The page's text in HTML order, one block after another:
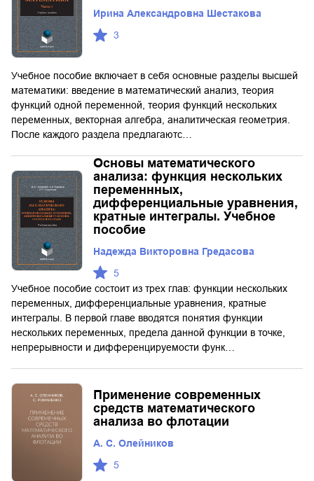
Ирина Александровна Шестакова
3
Учебное пособие включает в себя основные разделы высшей
математики: введение в математический анализ, теория
функций одной переменной, теория функций нескольких
переменных, векторная алгебра, аналитическая геометрия.
После каждого раздела предлагаютс…
Основы математического
анализа: функция нескольких
переменнных,
дифференциальные уравнения,
кратные интегралы. Учебное
пособие
Надежда Викторовна Гредасова
5
Учебное пособие состоит из трех глав: функции нескольких
переменных, дифференциальные уравнения, кратные
интегралы. В первой главе вводятся понятия функции
нескольких переменных, предела данной функции в точке,
непрерывности и дифференцируемости функ…
Применение современных
средств математического
анализа во флотации
А. С. Олейников
5